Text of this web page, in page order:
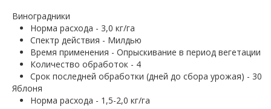
Виноградники
Норма расхода - 3,0 кг/га
Спектр действия - Милдью
Время применения - Опрыскивание в период вегетации
Количество обработок - 4
Срок последней обработки (дней до сбора урожая) - 30
Яблоня
Норма расхода - 1,5-2,0 кг/га